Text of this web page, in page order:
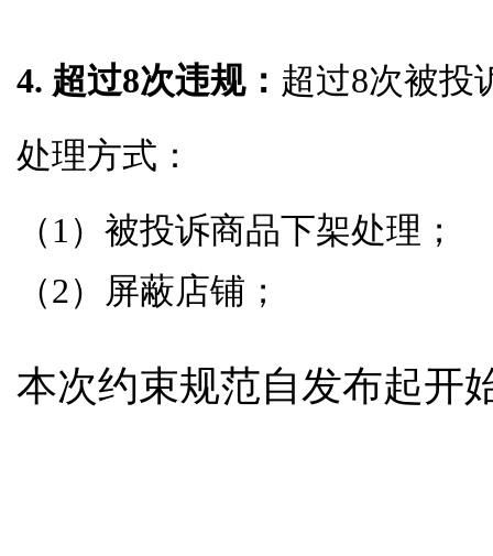
4. 超过8次违规： 超过8次被投
处理方式：
（1）被投诉商品下架处理；
（2）屏蔽店铺；
本次约束规范自发布起开